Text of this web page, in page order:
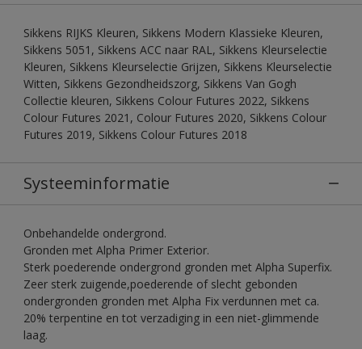
Sikkens RIJKS Kleuren, Sikkens Modern Klassieke Kleuren,
Sikkens 5051, Sikkens ACC naar RAL, Sikkens Kleurselectie
Kleuren, Sikkens Kleurselectie Grijzen, Sikkens Kleurselectie
Witten, Sikkens Gezondheidszorg, Sikkens Van Gogh
Collectie kleuren, Sikkens Colour Futures 2022, Sikkens
Colour Futures 2021, Colour Futures 2020, Sikkens Colour
Futures 2019, Sikkens Colour Futures 2018
Systeeminformatie
Onbehandelde ondergrond.
Gronden met Alpha Primer Exterior.
Sterk poederende ondergrond gronden met Alpha Superfix.
Zeer sterk zuigende,poederende of slecht gebonden
ondergronden gronden met Alpha Fix verdunnen met ca.
20% terpentine en tot verzadiging in een niet-glimmende
laag.